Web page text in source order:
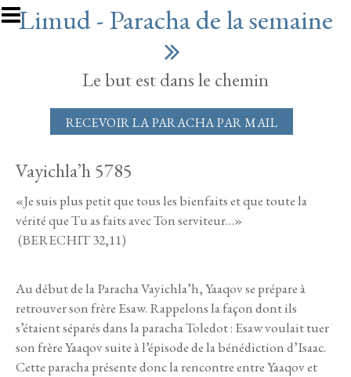
Aller au contenu principal
Limud - Paracha de la semaine
Le but est dans le chemin
RECEVOIR LA PARACHA PAR MAIL
Vayichla’h 5785
«Je suis plus petit que tous les bienfaits et que toute la
vérité que Tu as faits avec Ton serviteur…»
(BERECHIT 32,11)
Au début de la Paracha Vayichla’h, Yaaqov se prépare à
retrouver son frère Esaw. Rappelons la façon dont ils
s’étaient séparés dans la paracha Toledot : Esaw voulait tuer
son frère Yaaqov suite à l’épisode de la bénédiction d’Isaac.
Cette paracha présente donc la rencontre entre Yaaqov et